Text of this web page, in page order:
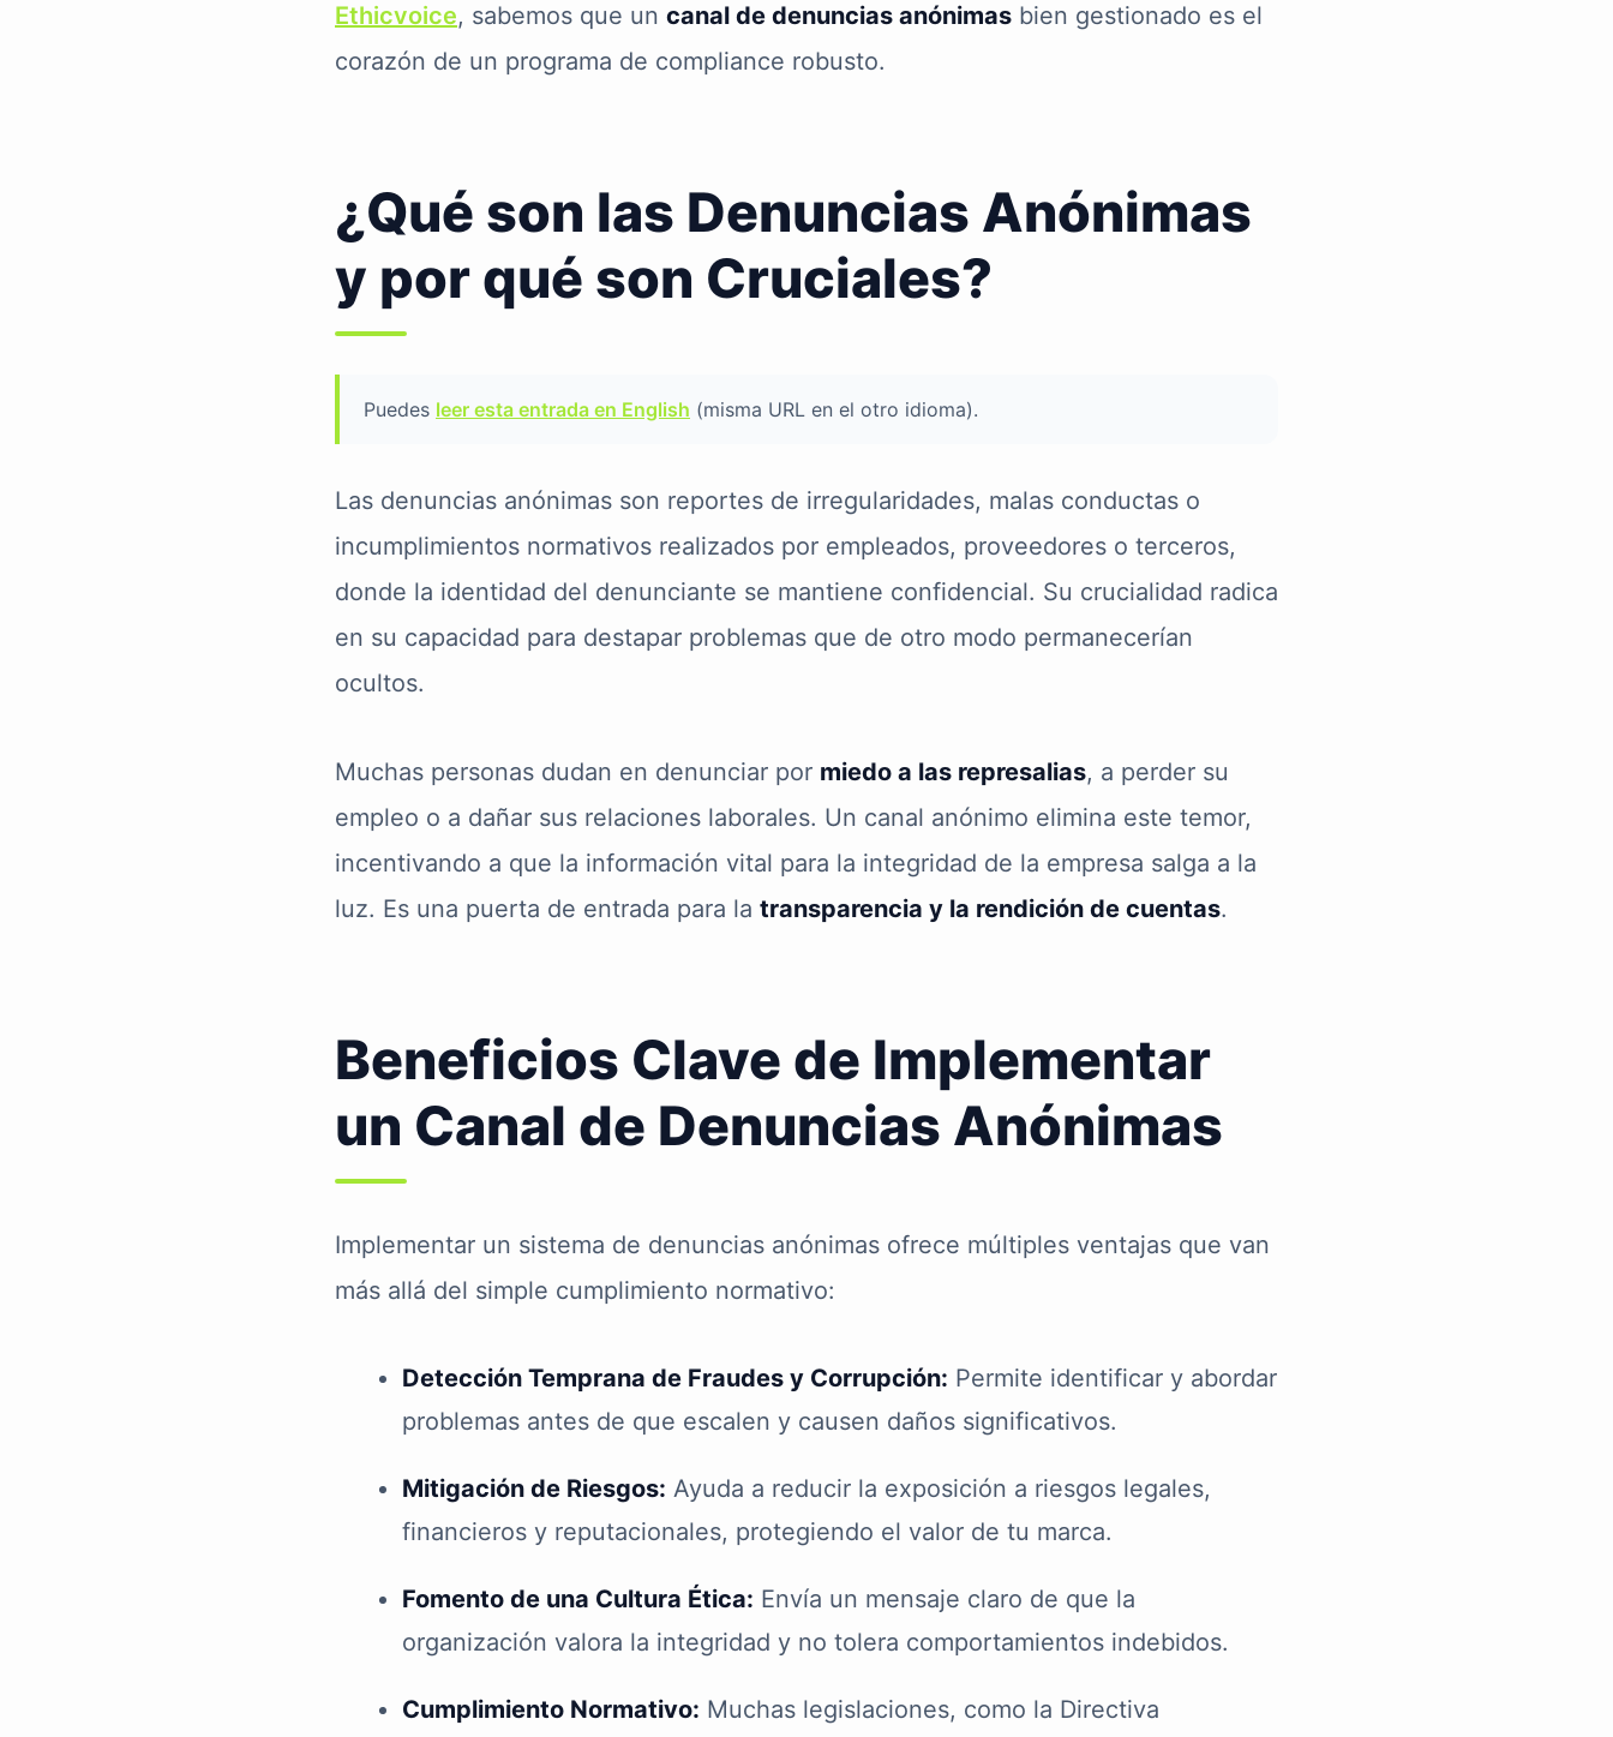
Ethicvoice, sabemos que un canal de denuncias anónimas bien gestionado es el
corazón de un programa de compliance robusto.
¿Qué son las Denuncias Anónimas
y por qué son Cruciales?
Puedes leer esta entrada en English (misma URL en el otro idioma).
Las denuncias anónimas son reportes de irregularidades, malas conductas o
incumplimientos normativos realizados por empleados, proveedores o terceros,
donde la identidad del denunciante se mantiene confidencial. Su crucialidad radica
en su capacidad para destapar problemas que de otro modo permanecerían
ocultos.
Muchas personas dudan en denunciar por miedo a las represalias, a perder su
empleo o a dañar sus relaciones laborales. Un canal anónimo elimina este temor,
incentivando a que la información vital para la integridad de la empresa salga a la
luz. Es una puerta de entrada para la transparencia y la rendición de cuentas.
Beneficios Clave de Implementar
un Canal de Denuncias Anónimas
Implementar un sistema de denuncias anónimas ofrece múltiples ventajas que van
más allá del simple cumplimiento normativo:
Detección Temprana de Fraudes y Corrupción: Permite identificar y abordar
problemas antes de que escalen y causen daños significativos.
Mitigación de Riesgos: Ayuda a reducir la exposición a riesgos legales,
financieros y reputacionales, protegiendo el valor de tu marca.
Fomento de una Cultura Ética: Envía un mensaje claro de que la
organización valora la integridad y no tolera comportamientos indebidos.
Cumplimiento Normativo: Muchas legislaciones, como la Directiva